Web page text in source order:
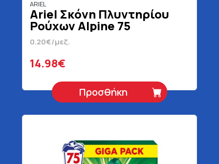
ARIEL
Ariel Σκόνη Πλυντηρίου
Ρούχων Alpine 75
Μεζούρες 4875 gr
0.20€/μεζ.
14.98€
Προσθήκη